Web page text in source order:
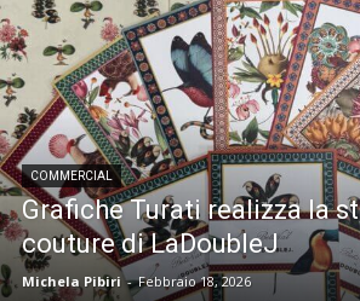
COMMERCIAL
Grafiche Turati realizza la
couture di LaDoubleJ
Michela Pibiri - Febbraio 18, 2026